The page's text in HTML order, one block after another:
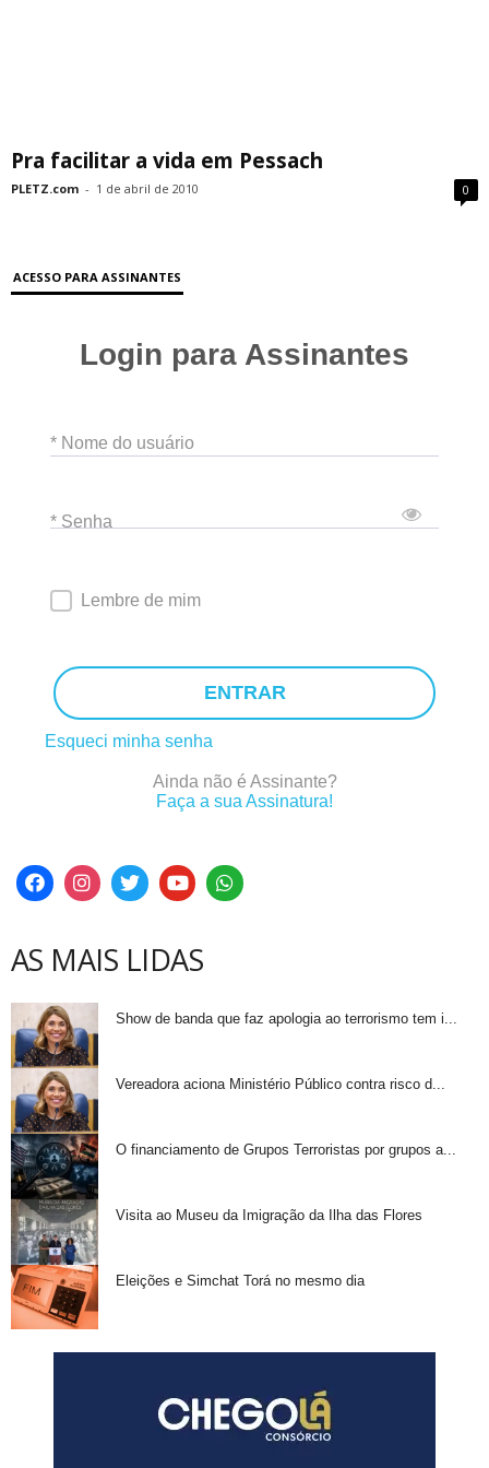
Pra facilitar a vida em Pessach
PLETZ.com - 1 de abril de 2010 0
ACESSO PARA ASSINANTES
Login para Assinantes
* Nome do usuário
* Senha
Lembre de mim
ENTRAR
Esqueci minha senha
Ainda não é Assinante?
Faça a sua Assinatura!
AS MAIS LIDAS
Show de banda que faz apologia ao terrorismo tem i...
Vereadora aciona Ministério Público contra risco d...
O financiamento de Grupos Terroristas por grupos a...
Visita ao Museu da Imigração da Ilha das Flores
Eleições e Simchat Torá no mesmo dia